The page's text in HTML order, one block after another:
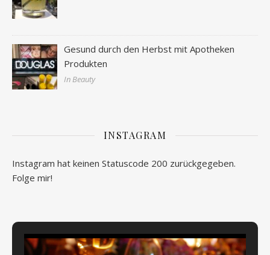
Gesund durch den Herbst mit Apotheken
Produkten
In Beauty
INSTAGRAM
Instagram hat keinen Statuscode 200 zurückgegeben.
Folge mir!